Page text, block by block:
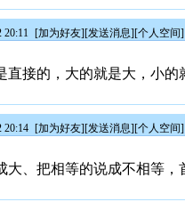
20:11 [加为好友][发送消息][个人空间]
直接的，大的就是大，小
20:14 [加为好友][发送消息][个人空间]
大、把相等的说成不相等，